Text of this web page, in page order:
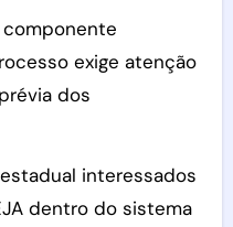
componente
exige atenção
dos
interessados
dentro do sistema